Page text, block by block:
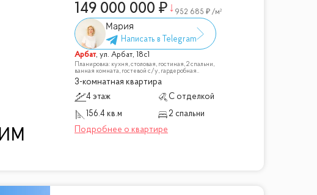
149 000 000 952 685 /м²
Мария
Арбат, ул. Арбат, 18с1
Планировка: кухня, столовая, гостиная, 2 спальни,
ванная комната, гостевой с/у, гардеробная..
3-комнатная квартира
4 этаж
С отделкой
156.4 кв.м
2 спальни